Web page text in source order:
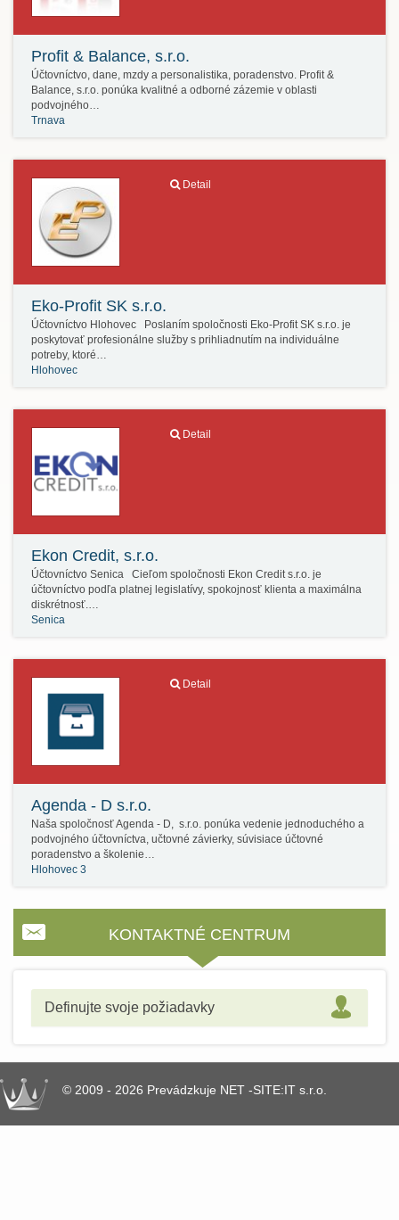
Profit & Balance, s.r.o.
Účtovníctvo, dane, mzdy a personalistika, poradenstvo. Profit &
Balance, s.r.o. ponúka kvalitné a odborné zázemie v oblasti
podvojného…
Trnava
Detail
Eko-Profit SK s.r.o.
Účtovníctvo Hlohovec Poslaním spoločnosti Eko-Profit SK s.r.o. je
poskytovať profesionálne služby s prihliadnutím na individuálne
potreby, ktoré…
Hlohovec
Detail
Ekon Credit, s.r.o.
Účtovníctvo Senica Cieľom spoločnosti Ekon Credit s.r.o. je
účtovníctvo podľa platnej legislatívy, spokojnosť klienta a maximálna
diskrétnosť.…
Senica
Detail
Agenda - D s.r.o.
Naša spoločnosť Agenda - D, s.r.o. ponúka vedenie jednoduchého a
podvojného účtovníctva, učtovné závierky, súvisiace účtovné
poradenstvo a školenie…
Hlohovec 3
KONTAKTNÉ CENTRUM
Definujte svoje požiadavky
© 2009 - 2026 Prevádzkuje NET -SITE:IT s.r.o.